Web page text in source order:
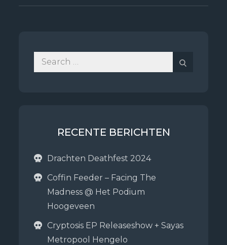
Search
for:
RECENTE BERICHTEN
Drachten Deathfest 2024
Coffin Feeder – Facing The
Madness @ Het Podium
Hoogeveen
Cryptosis EP Releaseshow + Sayas
Metropool Hengelo